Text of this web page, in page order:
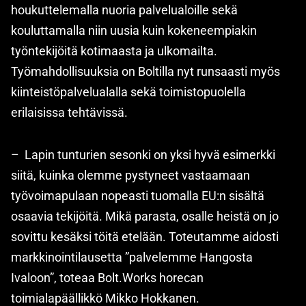
houkuttelemalla nuoria palvelualoille sekä
kouluttamalla niin uusia kuin kokeneempiakin
työntekijöitä kotimaasta ja ulkomailta.
Työmahdollisuuksia on Boltilla nyt runsaasti myös
kiinteistöpalvelualalla sekä toimistopuolella
erilaisissa tehtävissä.
– Lapin tunturien sesonki on yksi hyvä esimerkki
siitä, kuinka olemme pystyneet vastaamaan
työvoimapulaan nopeasti tuomalla EU:n sisältä
osaavia tekijöitä. Mikä parasta, osalle heistä on jo
sovittu kesäksi töitä etelään. Toteutamme aidosti
markkinointilausetta ”palvelemme Hangosta
Ivaloon”, toteaa Bolt.Works horecan
toimialapäällikkö Mikko Hokkanen.